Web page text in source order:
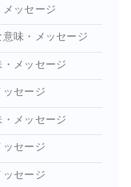
ッセージ
味・メッセージ
メッセージ
セージ
メッセージ
セージ
セージ